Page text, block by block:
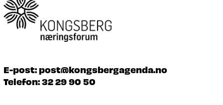
E-post: post@kongsbergagenda.no
Telefon:32 29 90 50